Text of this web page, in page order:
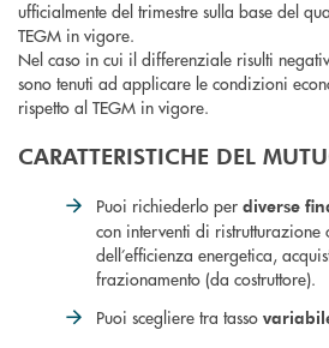
ufficialmente del trimestre sulla base del
TEGM in vigore.
Nel caso in cui il differenziale risulti
sono tenuti ad applicare le condizioni
rispetto al TEGM in vigore.
CARATTERISTICHE DEL
Puoi richiederlo per diverse
con interventi di ristrutturazione
dell’efficienza energetica,
frazionamento (da costruttore).
Puoi scegliere tra tasso